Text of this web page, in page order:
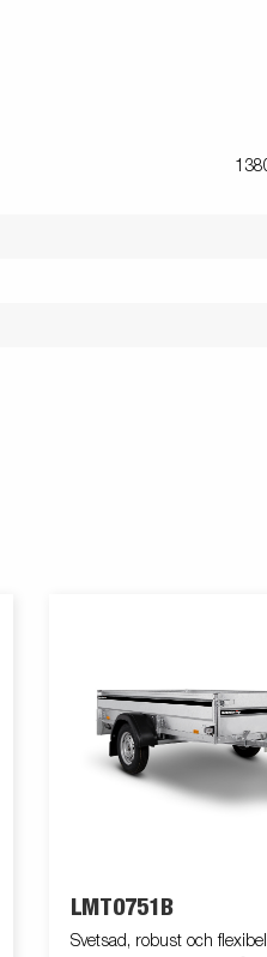
LMT0751B
Svetsad, robust och